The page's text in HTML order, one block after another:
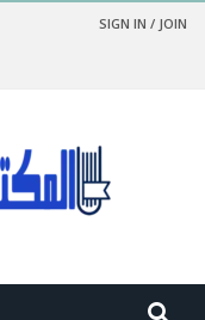
SIGN IN / JOIN